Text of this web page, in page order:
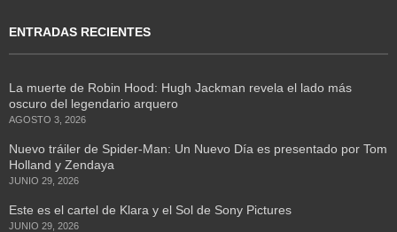
ENTRADAS RECIENTES
La muerte de Robin Hood: Hugh Jackman revela el lado más
oscuro del legendario arquero
AGOSTO 3, 2026
Nuevo tráiler de Spider-Man: Un Nuevo Día es presentado por Tom
Holland y Zendaya
JUNIO 29, 2026
Este es el cartel de Klara y el Sol de Sony Pictures
JUNIO 29, 2026